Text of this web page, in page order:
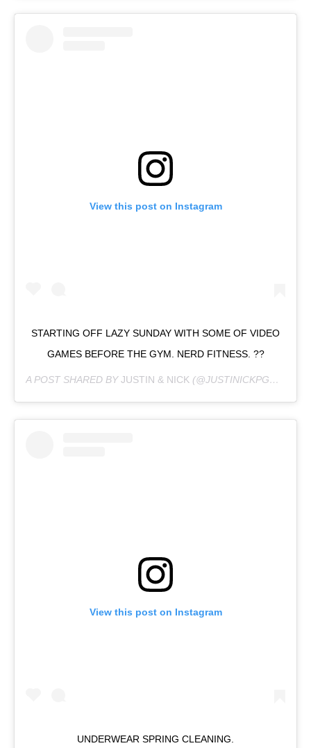
View this post on Instagram
STARTING OFF LAZY SUNDAY WITH SOME OF VIDEO
GAMES BEFORE THE GYM. NERD FITNESS. ??
A POST SHARED BYJUSTIN & NICK (@JUSTINICKPGH) ON
View this post on Instagram
UNDERWEAR SPRING CLEANING.